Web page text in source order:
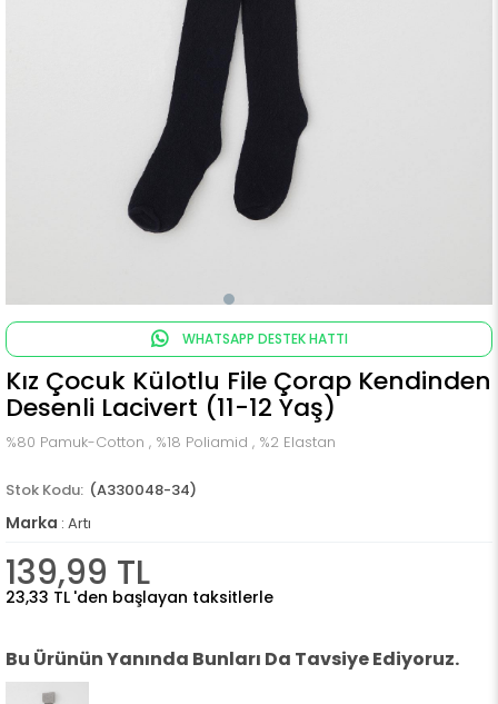
WHATSAPP DESTEK HATTI
Kız Çocuk Külotlu File Çorap Kendinden
Desenli Lacivert (11-12 Yaş)
%80 Pamuk-Cotton , %18 Poliamid , %2 Elastan
(A330048-34)
Marka : Artı
139,99 TL
23,33 TL 'den başlayan taksitlerle
Bu Ürünün Yanında Bunları Da Tavsiye Ediyoruz.